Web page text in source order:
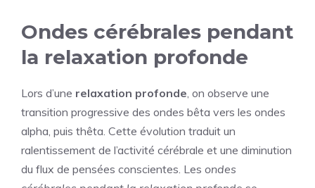
Ondes cérébrales pendant
la relaxation profonde
Lors d’une relaxation profonde, on observe une
transition progressive des ondes bêta vers les ondes
alpha, puis thêta. Cette évolution traduit un
ralentissement de l’activité cérébrale et une diminution
du flux de pensées conscientes. Les ondes